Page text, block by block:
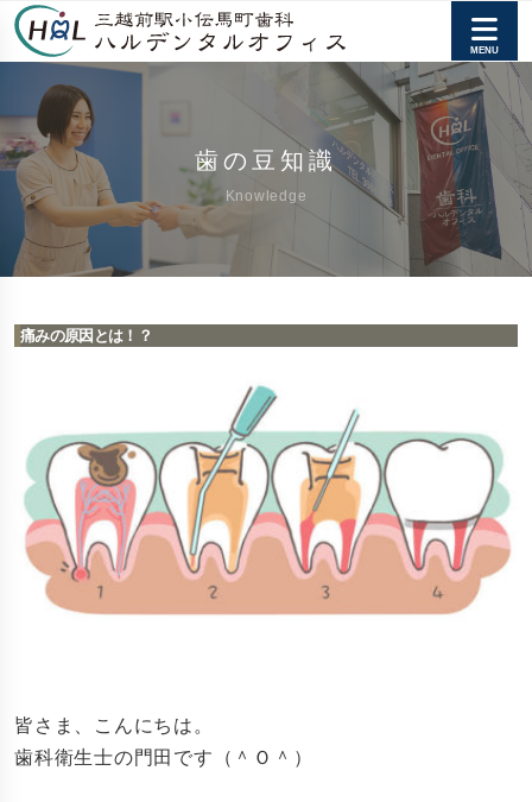
歯の豆知識
Knowledge
痛みの原因とは！？
皆さま、こんにちは。
歯科衛生士の門田です（＾Ｏ＾）